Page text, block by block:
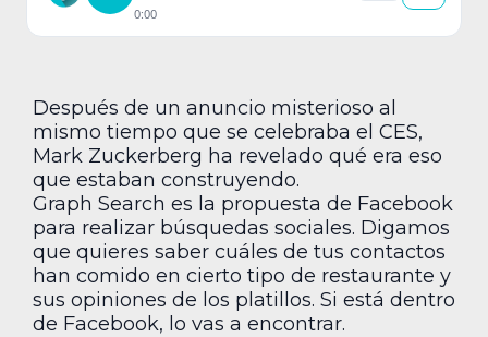
0:00
Después de un anuncio misterioso al
mismo tiempo que se celebraba el CES,
Mark Zuckerberg ha revelado qué era eso
que estaban construyendo.
Graph Search es la propuesta de Facebook
para realizar búsquedas sociales. Digamos
que quieres saber cuáles de tus contactos
han comido en cierto tipo de restaurante y
sus opiniones de los platillos. Si está dentro
de Facebook, lo vas a encontrar.